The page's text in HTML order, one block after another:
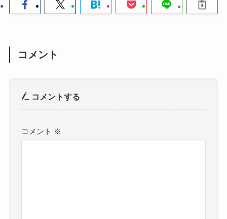
コメント
コメントする
コメント ※